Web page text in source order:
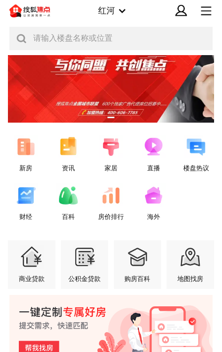
红河
请输入楼盘名称或位置
新房 资讯 家居 直播 楼盘热议
财经 百科 房价排行 海外
商业贷款 公积金贷款 购房百科 地图找房